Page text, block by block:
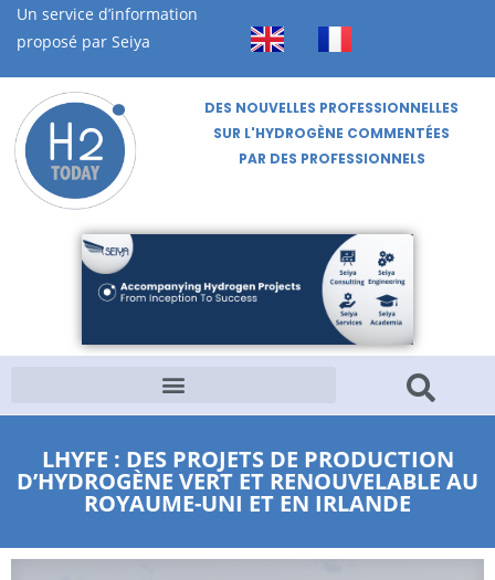
Un service d’information
proposé par Seiya
DES NOUVELLES PROFESSIONNELLES
SUR L'HYDROGÈNE COMMENTÉES
PAR DES PROFESSIONNELS
LHYFE : DES PROJETS DE PRODUCTION
D’HYDROGÈNE VERT ET RENOUVELABLE AU
ROYAUME-UNI ET EN IRLANDE